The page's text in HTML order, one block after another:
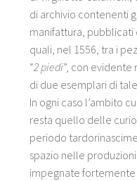
di archivio contenenti
manifattura, pubblicati
quali, nel 1556, tra i
“2 piedi”, con
di due esemplari di
In ogni caso l’ambito
resta quello delle
periodo
spazio nelle
impegnate